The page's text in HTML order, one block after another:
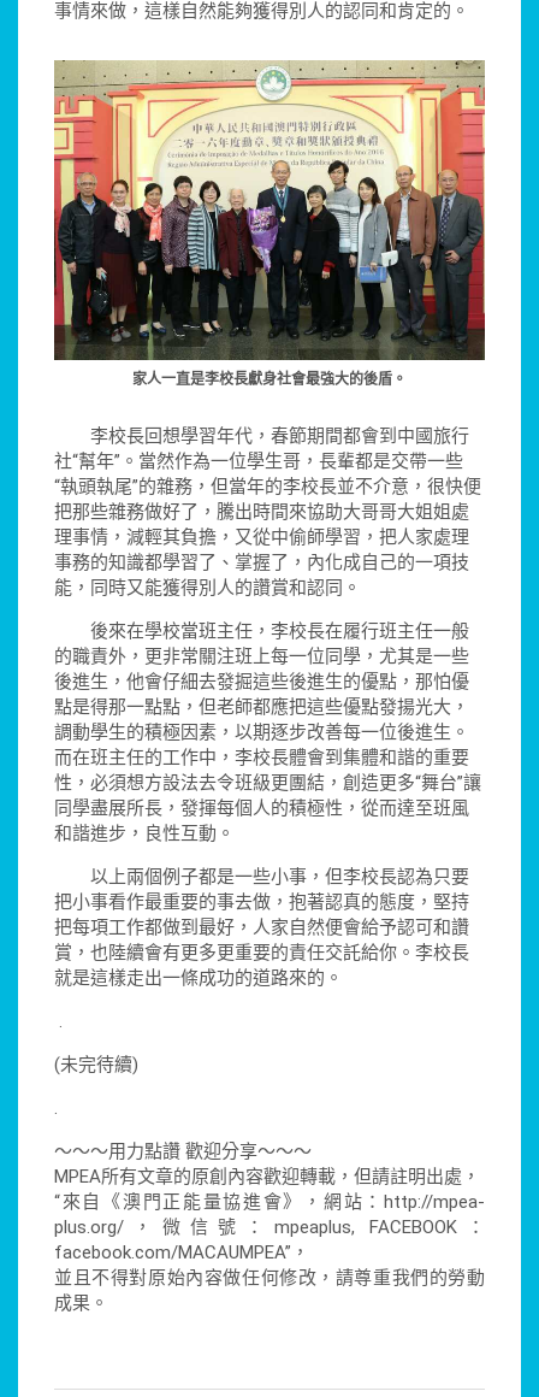
事情來做，這樣自然能夠獲得別人的認同和肯定的。
家人一直是李校長獻身社會最強大的後盾。
李校長回想學習年代，春節期間都會到中國旅行
社“幫年”。當然作為一位學生哥，長輩都是交帶一些
“執頭執尾”的雜務，但當年的李校長並不介意，很快便
把那些雜務做好了，騰出時間來協助大哥哥大姐姐處
理事情，減輕其負擔，又從中偷師學習，把人家處理
事務的知識都學習了、掌握了，內化成自己的一項技
能，同時又能獲得別人的讚賞和認同。
後來在學校當班主任，李校長在履行班主任一般
的職責外，更非常關注班上每一位同學，尤其是一些
後進生，他會仔細去發掘這些後進生的優點，那怕優
點是得那一點點，但老師都應把這些優點發揚光大，
調動學生的積極因素，以期逐步改善每一位後進生。
而在班主任的工作中，李校長體會到集體和諧的重要
性，必須想方設法去令班級更團結，創造更多“舞台”讓
同學盡展所長，發揮每個人的積極性，從而達至班風
和諧進步，良性互動。
以上兩個例子都是一些小事，但李校長認為只要
把小事看作最重要的事去做，抱著認真的態度，堅持
把每項工作都做到最好，人家自然便會給予認可和讚
賞，也陸續會有更多更重要的責任交託給你。李校長
就是這樣走出一條成功的道路來的。
.
(未完待續)
.
～～～用力點讚 歡迎分享～～～
MPEA所有文章的原創內容歡迎轉載，但請註明出處，
“來自《澳門正能量協進會》，網站：http://mpea-
plus.org/，微信號：mpeaplus, FACEBOOK：
facebook.com/MACAUMPEA”，
並且不得對原始內容做任何修改，請尊重我們的勞動
成果。